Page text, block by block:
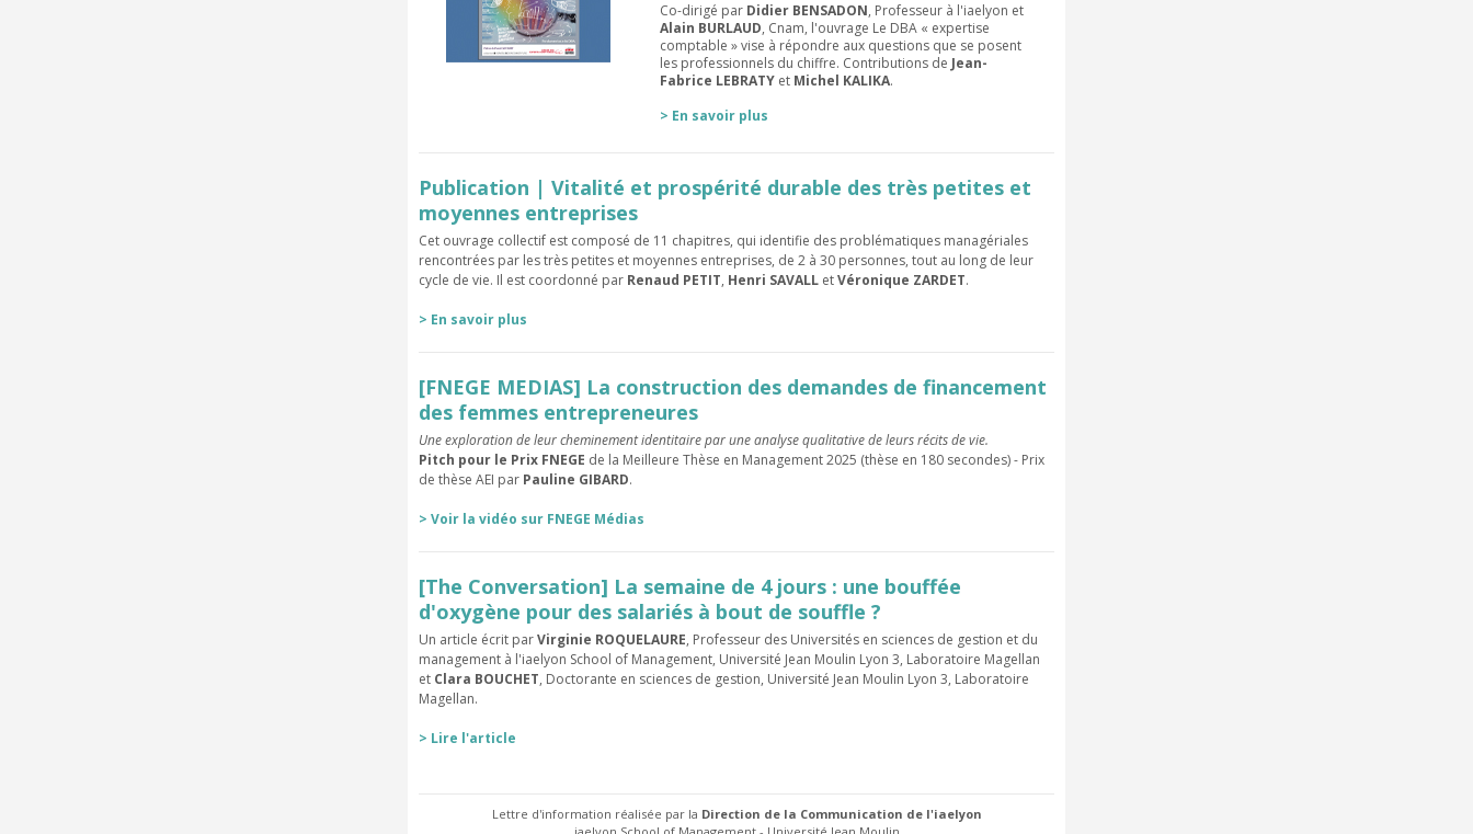
Co-dirigé par Didier BENSADON, Professeur à l'iaelyon et
Alain BURLAUD, Cnam, l'ouvrage Le DBA « expertise
comptable » vise à répondre aux questions que se posent
les professionnels du chiffre. Contributions de Jean-
Fabrice LEBRATY et Michel KALIKA.
> En savoir plus
Publication | Vitalité et prospérité durable des très petites et
moyennes entreprises
Cet ouvrage collectif est composé de 11 chapitres, qui identifie des problématiques managériales
rencontrées par les très petites et moyennes entreprises, de 2 à 30 personnes, tout au long de leur
cycle de vie. Il est coordonné par Renaud PETIT, Henri SAVALL etVéronique ZARDET.
> En savoir plus
[FNEGE MEDIAS] La construction des demandes de financement
des femmes entrepreneures
Une exploration de leur cheminement identitaire par une analyse qualitative de leurs récits de vie.
Pitch pour le Prix FNEGE de la Meilleure Thèse en Management 2025 (thèse en 180 secondes) - Prix
de thèse AEI par Pauline GIBARD.
> Voir la vidéo sur FNEGE Médias
[The Conversation] La semaine de 4 jours : une bouffée
d'oxygène pour des salariés à bout de souffle ?
Un article écrit parVirginie ROQUELAURE, Professeur des Universités en sciences de gestion et du
management à l'iaelyon School of Management, Université Jean Moulin Lyon 3, Laboratoire Magellan
et Clara BOUCHET, Doctorante en sciences de gestion, Université Jean Moulin Lyon 3, Laboratoire
Magellan.
> Lire l'article
Lettre d'information réalisée par la Direction de la Communication de l'iaelyon